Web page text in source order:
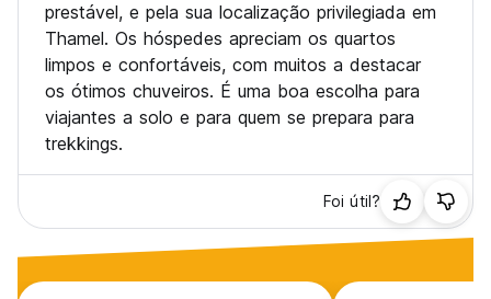
prestável, e pela sua localização privilegiada em
Thamel. Os hóspedes apreciam os quartos
limpos e confortáveis, com muitos a destacar
os ótimos chuveiros. É uma boa escolha para
viajantes a solo e para quem se prepara para
trekkings.
Foi útil?